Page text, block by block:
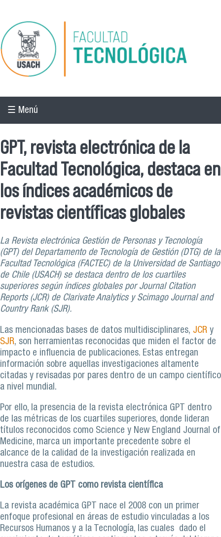
Pasar al contenido principal
☰ Menú
GPT, revista electrónica de la
Facultad Tecnológica, destaca en
los índices académicos de
revistas científicas globales
La Revista electrónica Gestión de Personas y Tecnología
(GPT) del Departamento de Tecnología de Gestión (DTG) de la
Facultad Tecnológica (FACTEC) de la Universidad de Santiago
de Chile (USACH) se destaca dentro de los cuartiles
superiores según índices globales por Journal Citation
Reports (JCR) de Clarivate Analytics y Scimago Journal and
Country Rank (SJR).
Las mencionadas bases de datos multidisciplinares, JCR y
SJR, son herramientas reconocidas que miden el factor de
impacto e influencia de publicaciones. Estas entregan
información sobre aquellas investigaciones altamente
citadas y revisadas por pares dentro de un campo científico
a nivel mundial.
Por ello, la presencia de la revista electrónica GPT dentro
de las métricas de los cuartiles superiores, donde lideran
títulos reconocidos como Science y New England Journal of
Medicine, marca un importante precedente sobre el
alcance de la calidad de la investigación realizada en
nuestra casa de estudios.
Los orígenes de GPT como revista científica
La revista académica GPT nace el 2008 con un primer
enfoque profesional en áreas de estudio vinculadas a los
Recursos Humanos y a la Tecnología, las cuales dado el